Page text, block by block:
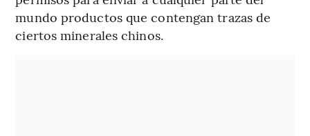
mundo productos que contengan trazas de
ciertos minerales chinos.